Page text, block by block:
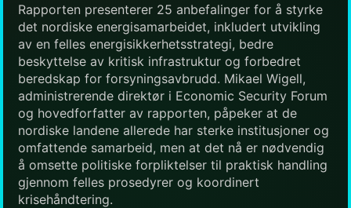
Rapporten presenterer 25 anbefalinger for å styrke
det nordiske energisamarbeidet, inkludert utvikling
av en felles energisikkerhetsstrategi, bedre
beskyttelse av kritisk infrastruktur og forbedret
beredskap for forsyningsavbrudd. Mikael Wigell,
administrerende direktør i Economic Security Forum
og hovedforfatter av rapporten, påpeker at de
nordiske landene allerede har sterke institusjoner og
omfattende samarbeid, men at det nå er nødvendig
å omsette politiske forpliktelser til praktisk handling
gjennom felles prosedyrer og koordinert
krisehåndtering.